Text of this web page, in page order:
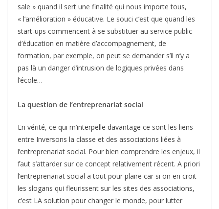
sale » quand il sert une finalité qui nous importe tous,
« l’amélioration » éducative. Le souci c’est que quand les
start-ups commencent à se substituer au service public
d’éducation en matière d’accompagnement, de
formation, par exemple, on peut se demander s’il n’y a
pas là un danger d’intrusion de logiques privées dans
l’école…
La question de l’entreprenariat social
En vérité, ce qui m’interpelle davantage ce sont les liens
entre Inversons la classe et des associations liées à
l’entreprenariat social. Pour bien comprendre les enjeux, il
faut s’attarder sur ce concept relativement récent. A priori
l’entreprenariat social a tout pour plaire car si on en croit
les slogans qui fleurissent sur les sites des associations,
c’est LA solution pour changer le monde, pour lutter